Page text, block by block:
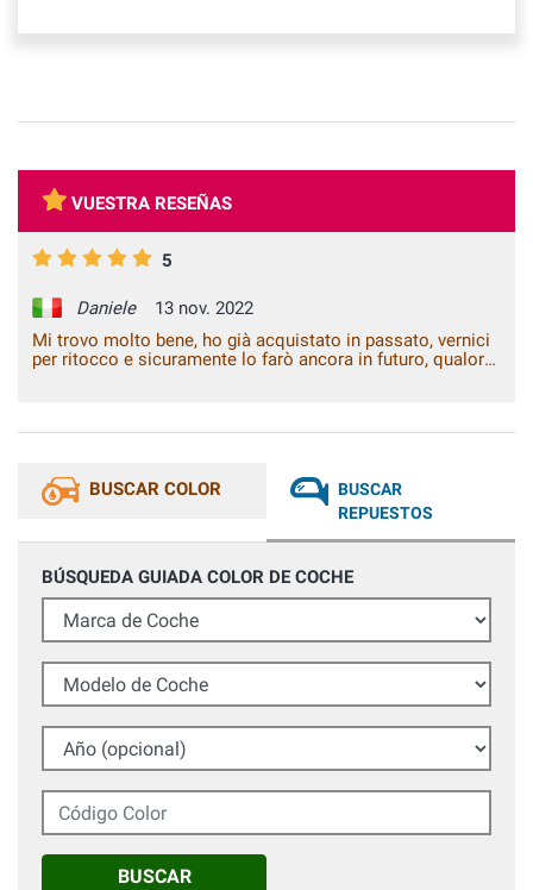
VUESTRA RESEÑAS
5
Daniele
13 nov. 2022
Mi trovo molto bene, ho già acquistato in passato, vernici
per ritocco e sicuramente lo farò ancora in futuro, qualora
BUSCAR COLOR
BUSCAR
REPUESTOS
BÚSQUEDA GUIADA COLOR DE COCHE
Marca de Coche
Modelo de Coche
Año (opcional)
Código Color
BUSCAR